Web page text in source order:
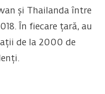
și Thailanda între
În fiecare țară, au
de la 2000 de